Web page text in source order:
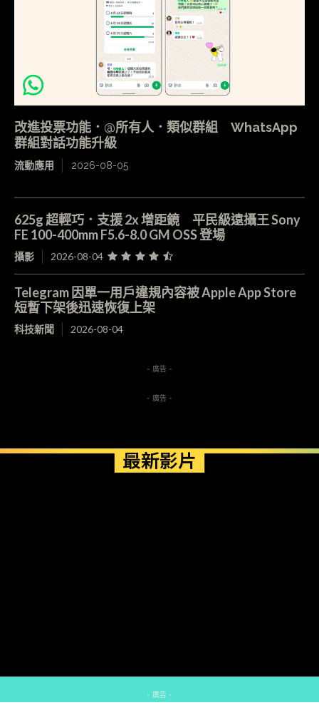
改進投票功能．@所有人．類似群組 WhatsApp
群組對話功能升級
流動應用 2026-08-05
625g 超輕巧．支援 2x 增距鏡 平民級遠攝王 Sony
FE 100-400mm F5.6-8.0 GM OSS 登場
攝影 2026-08-04
Telegram 因單一用戶違規內容被 Apple App Store
短暫下架後迅速恢復上架
科技新聞 2026-08-04
- 廣告 -
- 廣告 -
最新影片
- 廣告 -